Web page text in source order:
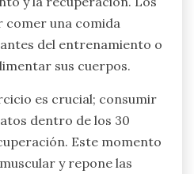
de comidas
el estado de ánimo. La
los atletas que
regularmente
mental y una
el momento
como